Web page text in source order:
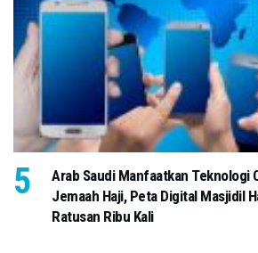
Arab Saudi Manfaatkan Teknologi
Jemaah Haji, Peta Digital Masjidil
Ratusan Ribu Kali